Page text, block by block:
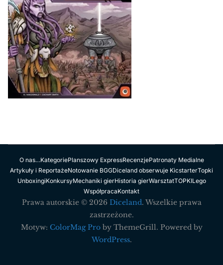
O nas…KategoriePlanszowy ExpressRecenzjePatronaty Medialne
Artykuły i ReportażeNotowanie BGGDiceland obserwuje KicstarterTopki
UnboxingiKonkursyMechaniki gierHistoria gierWarsztatTOPKILego
WspółpracaKontakt
Prawa autorskie © 2026 Diceland. Wszelkie prawa
zastrzeżone.
Motyw: ColorMag Proby ThemeGrill. Powered by
WordPress.